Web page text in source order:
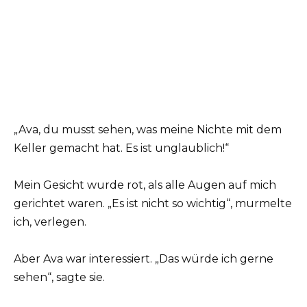
„Ava, du musst sehen, was meine Nichte mit dem
Keller gemacht hat. Es ist unglaublich!“
Mein Gesicht wurde rot, als alle Augen auf mich
gerichtet waren. „Es ist nicht so wichtig“, murmelte
ich, verlegen.
Aber Ava war interessiert. „Das würde ich gerne
sehen“, sagte sie.